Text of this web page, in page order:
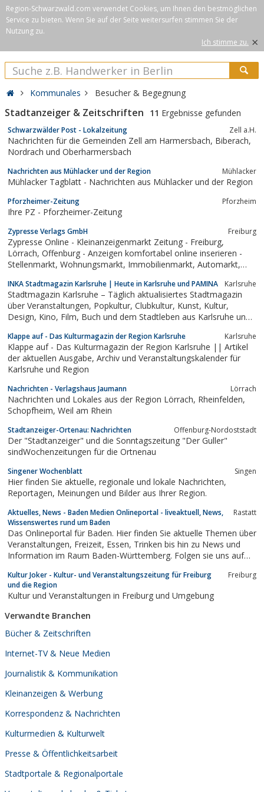
Region-Schwarzwald.com verwendet Cookies, um Ihnen den bestmöglichen
Service zu bieten. Wenn Sie auf der Seite weitersurfen stimmen Sie der
Nutzung zu.
Ich stimme zu. ×
Kommunales Besucher & Begegnung
Stadtanzeiger & Zeitschriften 11 Ergebnisse gefunden
Schwarzwälder Post - Lokalzeitung Zell a.H.
Nachrichten für die Gemeinden Zell am Harmersbach, Biberach,
Nordrach und Oberharmersbach
Nachrichten aus Mühlacker und der Region Mühlacker
Mühlacker Tagblatt - Nachrichten aus Mühlacker und der Region
Pforzheimer-Zeitung Pforzheim
Ihre PZ - Pforzheimer-Zeitung
Zypresse Verlags GmbH Freiburg
Zypresse Online - Kleinanzeigenmarkt Zeitung - Freiburg,
Lörrach, Offenburg - Anzeigen komfortabel online inserieren -
Stellenmarkt, Wohnungsmarkt, Immobilienmarkt, Automarkt,
INKA Stadtmagazin Karlsruhe | Heute in Karlsruhe und PAMINA Karlsruhe
Stadtmagazin Karlsruhe – Täglich aktualisiertes Stadtmagazin
über Veranstaltungen, Popkultur, Clubkultur, Kunst, Kultur,
Design, Kino, Film, Buch und dem Stadtleben aus Karlsruhe und
Klappe auf - Das Kulturmagazin der Region Karlsruhe Karlsruhe
Klappe auf - Das Kulturmagazin der Region Karlsruhe || Artikel
der aktuellen Ausgabe, Archiv und Veranstaltungskalender für
Karlsruhe und Region
Nachrichten - Verlagshaus Jaumann Lörrach
Nachrichten und Lokales aus der Region Lörrach, Rheinfelden,
Schopfheim, Weil am Rhein
Stadtanzeiger-Ortenau: Nachrichten Offenburg-Nordoststadt
Der "Stadtanzeiger" und die Sonntagszeitung "Der Guller"
sindWochenzeitungen für die Ortnenau
Singener Wochenblatt Singen
Hier finden Sie aktuelle, regionale und lokale Nachrichten,
Reportagen, Meinungen und Bilder aus Ihrer Region.
Aktuelles, News - Baden Medien Onlineportal - liveaktuell, News,
Wissenswertes rund um Baden
Rastatt
Das Onlineportal für Baden. Hier finden Sie aktuelle Themen über
Veranstaltungen, Freizeit, Essen, Trinken bis hin zu News und
Information im Raum Baden-Württemberg. Folgen sie uns auf
Kultur Joker - Kultur- und Veranstaltungszeitung für Freiburg
und die Region
Freiburg
Kultur und Veranstaltungen in Freiburg und Umgebung
Verwandte Branchen
Bücher & Zeitschriften
Internet-TV & Neue Medien
Journalistik & Kommunikation
Kleinanzeigen & Werbung
Korrespondenz & Nachrichten
Kulturmedien & Kulturwelt
Presse & Öffentlichkeitsarbeit
Stadtportale & Regionalportale